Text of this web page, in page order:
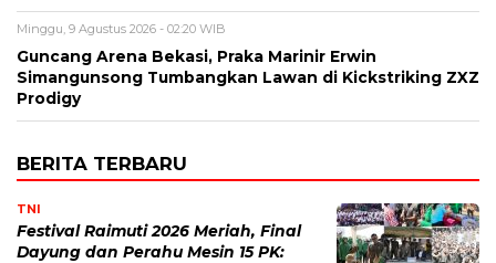
Minggu, 9 Agustus 2026 - 02:20 WIB
Guncang Arena Bekasi, Praka Marinir Erwin
Simangunsong Tumbangkan Lawan di Kickstriking ZXZ
Prodigy
BERITA TERBARU
TNI
Festival Raimuti 2026 Meriah, Final
Dayung dan Perahu Mesin 15 PK: